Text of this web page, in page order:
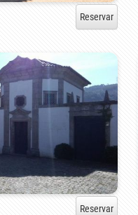
Reservar
Reservar